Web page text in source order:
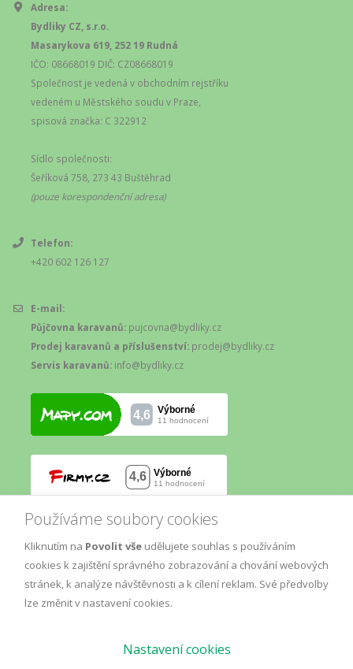
Používáme soubory cookies
Kliknutím na Povolit vše udělujete souhlas s používáním
cookies k zajištění správného zobrazování a chování webových
stránek, k analýze návštěvnosti a k cílení reklam. Své předvolby
lze změnit v nastavení cookies.
Nastavení cookies
Adresa:
Bydliky CZ, s.r.o.
Masarykova 619, 252 19 Rudná
IČO: 08668019 DIČ: CZ08668019
Společnost je vedená v obchodním rejstříku
vedeném u Městského soudu v Praze,
spisová značka: C 322912
Sídlo společnosti:
Šeříková 758, 273 43 Buštěhrad
(pouze korespondenční adresa)
Telefon:
+420 602 126 127
E-mail:
Půjčovna karavanů: pujcovna@bydliky.cz
Prodej karavanů a příslušenství: prodej@bydliky.cz
Servis karavanů: info@bydliky.cz
Marketing, All Rights Reserved.